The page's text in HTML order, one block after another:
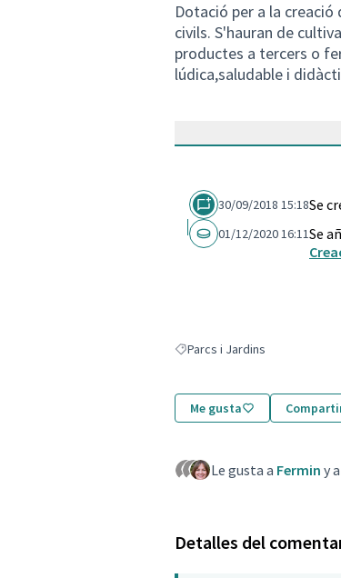
Dotació per a la
civils. S'hauran de
productes a tercers o
lúdica,saludable i
30/09/2018 15:18Se
01/12/2020 16:11Se
Resultados al filtrar por: Parcs i
Parcs i Jardins
Me gusta
Le gusta a Fermin y a
Detalles del